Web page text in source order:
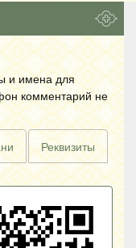
и имена для
комментарий не
Реквизиты